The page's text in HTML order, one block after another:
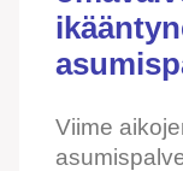
Viime